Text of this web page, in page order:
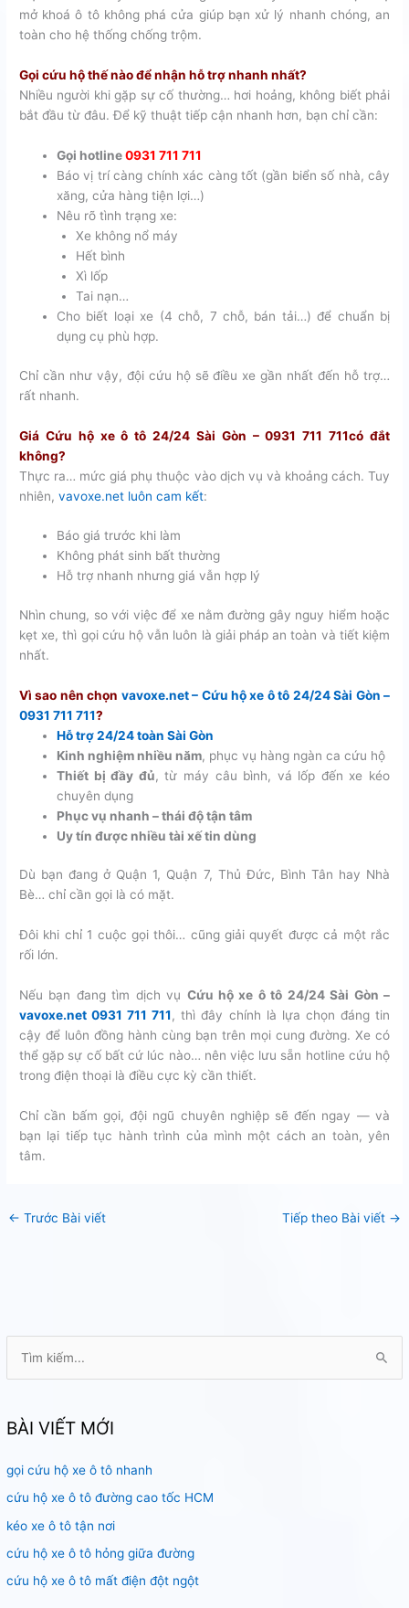
k
ế
m
:
BÀI VIẾT MỚI
gọi cứu hộ xe ô tô nhanh
cứu hộ xe ô tô đường cao tốc HCM
kéo xe ô tô tận nơi
cứu hộ xe ô tô hỏng giữa đường
cứu hộ xe ô tô mất điện đột ngột
mở khoá ô tô không phá cửa giúp bạn xử lý nhanh chóng, an
toàn cho hệ thống chống trộm.
Gọi cứu hộ thế nào để nhận hỗ trợ nhanh nhất?
Nhiều người khi gặp sự cố thường… hơi hoảng, không biết phải
bắt đầu từ đâu. Để kỹ thuật tiếp cận nhanh hơn, bạn chỉ cần:
Gọi hotline0931 711 711
Báo vị trí càng chính xác càng tốt (gần biển số nhà, cây
xăng, cửa hàng tiện lợi…)
Nêu rõ tình trạng xe:
Xe không nổ máy
Hết bình
Xì lốp
Tai nạn…
Cho biết loại xe (4 chỗ, 7 chỗ, bán tải…) để chuẩn bị
dụng cụ phù hợp.
Chỉ cần như vậy, đội cứu hộ sẽ điều xe gần nhất đến hỗ trợ…
rất nhanh.
Giá Cứu hộ xe ô tô 24/24 Sài Gòn – 0931 711 711có đắt
không?
Thực ra… mức giá phụ thuộc vào dịch vụ và khoảng cách. Tuy
nhiên,vavoxe.net luôn cam kết:
Báo giá trước khi làm
Không phát sinh bất thường
Hỗ trợ nhanh nhưng giá vẫn hợp lý
Nhìn chung, so với việc để xe nằm đường gây nguy hiểm hoặc
kẹt xe, thì gọi cứu hộ vẫn luôn là giải pháp an toàn và tiết kiệm
nhất.
Vì sao nên chọn vavoxe.net – Cứu hộ xe ô tô 24/24 Sài Gòn –
0931 711 711?
Hỗ trợ 24/24 toàn Sài Gòn
Kinh nghiệm nhiều năm, phục vụ hàng ngàn ca cứu hộ
Thiết bị đầy đủ, từ máy câu bình, vá lốp đến xe kéo
chuyên dụng
Phục vụ nhanh – thái độ tận tâm
Uy tín được nhiều tài xế tin dùng
Dù bạn đang ở Quận 1, Quận 7, Thủ Đức, Bình Tân hay Nhà
Bè… chỉ cần gọi là có mặt.
Đôi khi chỉ 1 cuộc gọi thôi… cũng giải quyết được cả một rắc
rối lớn.
Nếu bạn đang tìm dịch vụ Cứu hộ xe ô tô 24/24 Sài Gòn –
vavoxe.net 0931 711 711, thì đây chính là lựa chọn đáng tin
cậy để luôn đồng hành cùng bạn trên mọi cung đường. Xe có
thể gặp sự cố bất cứ lúc nào… nên việc lưu sẵn hotline cứu hộ
trong điện thoại là điều cực kỳ cần thiết.
Chỉ cần bấm gọi, đội ngũ chuyên nghiệp sẽ đến ngay — và
bạn lại tiếp tục hành trình của mình một cách an toàn, yên
tâm.
← Trước Bài viết Tiếp theo Bài viết →